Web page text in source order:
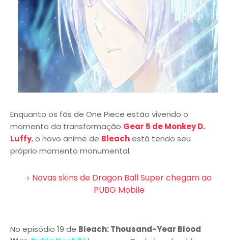
Enquanto os fãs de One Piece estão vivendo o
momento da transformação Gear 5 de Monkey D.
Luffy, o novo anime de Bleachestá tendo seu
próprio momento monumental.
Novas skins de Dragon Ball Super chegam ao
PUBG Mobile
No episódio 19 de Bleach: Thousand-Year Blood